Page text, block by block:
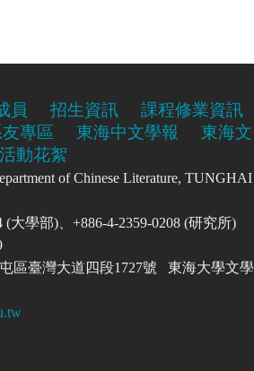
員 招生資訊
課程修業資訊
友專區 東海中文學報
東海文
活動花絮
of Chinese Literature, TUNGHAI
(大學部)、+886-4-2359-0208 (研究所)
區臺灣大道四段1727號 東海大學文學